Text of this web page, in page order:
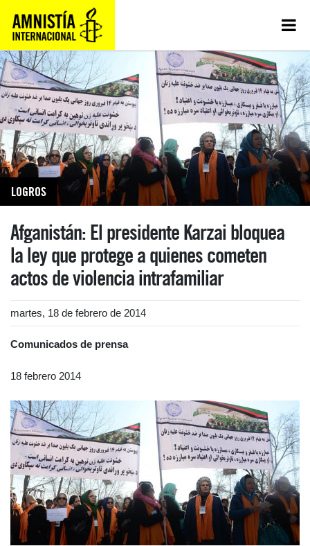
LOGROS
Afganistán: El presidente Karzai bloquea
la ley que protege a quienes cometen
actos de violencia intrafamiliar
martes, 18 de febrero de 2014
Comunicados de prensa
18 febrero 2014